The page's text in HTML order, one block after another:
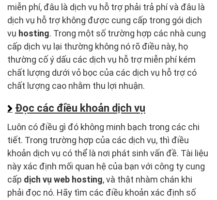
miễn phí, đâu là dịch vụ hỗ trợ phải trả phí và đâu là
dịch vụ hỗ trợ không được cung cấp trong gói dịch
vụ hosting. Trong một số trường hợp các nhà cung
cấp dịch vụ lại thường không nó rõ điều này, họ
thường cố ý dấu các dịch vụ hỗ trợ miễn phí kém
chất lượng dưới vỏ bọc của các dịch vụ hỗ trợ có
chất lượng cao nhằm thu lợi nhuận.
Đọc các điều khoản dịch vụ
Luôn có điều gì đó không minh bạch trong các chi
tiết. Trong trường hợp của các dịch vụ, thì điều
khoản dịch vụ có thể là nơi phát sinh vấn đề. Tài liệu
này xác định mối quan hệ của bạn với công ty cung
cấp dịch vụ web hosting, và thật nhàm chán khi
phải đọc nó. Hãy tìm các điều khoản xác định số